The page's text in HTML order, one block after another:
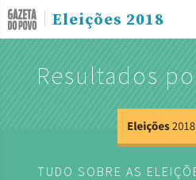
Eleições 2018
Resultados
TUDO SOBRE AS